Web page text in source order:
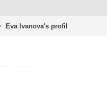
Eva Ivanova's profil